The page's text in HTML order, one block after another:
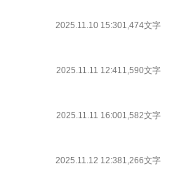
2025.11.10 15:301,474文字
2025.11.11 12:411,590文字
2025.11.11 16:001,582文字
2025.11.12 12:381,266文字